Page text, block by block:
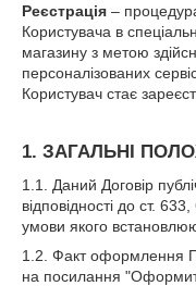
Реєстрація –
Користувача в
магазину з метою
персоналізованих
Користувач стає
1. ЗАГАЛЬНІ
1.1. Даний Договір
відповідності до ст.
умови якого
1.2. Факт оформлення
на посилання